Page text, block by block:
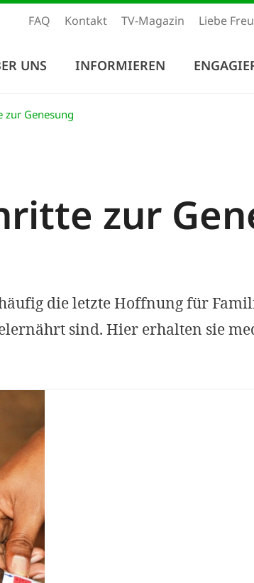
FAQ Kontakt TV-Magazin Liebe
UNS INFORMIEREN
zur Genesung
zur
die letzte Hoffnung für
sind. Hier erhalten sie